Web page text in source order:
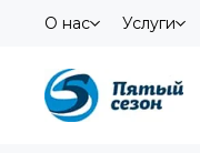
О нас Услуги